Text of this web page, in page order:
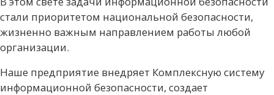
стали приоритетом национальной безопасности,
жизненно важным направлением работы любой
организации.
Наше предприятие внедряет Комплексную систему
информационной безопасности, создает